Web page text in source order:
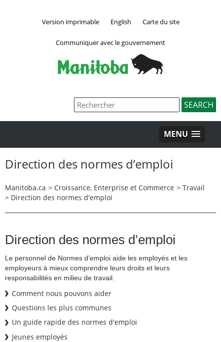
Version imprimable English Carte du site
Communiquer avec le gouvernement
MENU
Direction des normes d’emploi
Manitoba.ca > Croissance, Enterprise et Commerce > Travail
> Direction des normes d'emploi
Direction des normes d’emploi
Le personnel de Normes d’emploi aide les employés et les
employeurs à mieux comprendre leurs droits et leurs
responsabilités en milieu de travail.
Comment nous pouvons aider
Questions les plus communes
Un guide rapide des normes d'emploi
Jeunes employés